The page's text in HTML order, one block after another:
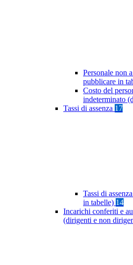
Personale non
pubblicare in
Costo del
indeterminato
Tassi di assenza 17
Tassi di
in tabelle) 14
Incarichi conferiti e
(dirigenti e non